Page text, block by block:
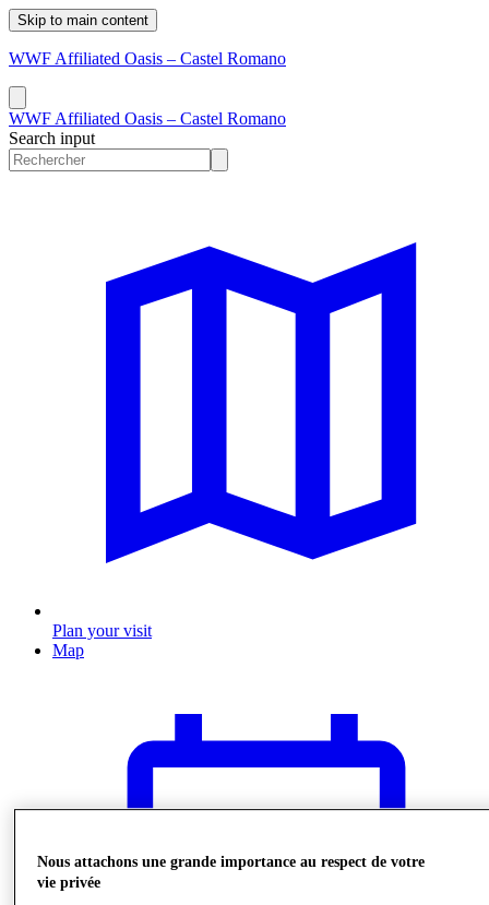
Skip to main content
WWF Affiliated Oasis – Castel Romano
WWF Affiliated Oasis – Castel Romano
Search input
Plan your visit
Map
Nous attachons une grande importance au respect de votre
vie privée